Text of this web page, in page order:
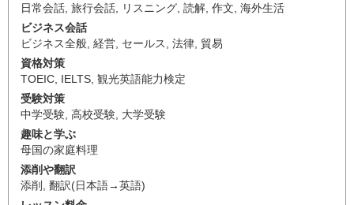
日常会話 旅行会話 リスニング 読解 作文 海外生活
ビジネス会話
ビジネス全般 経営 セールス 法律 貿易
資格対策
TOEIC IELTS 観光英語能力検定
受験対策
中学受験 高校受験 大学受験
趣味と学ぶ
母国の家庭料理
添削や翻訳
添削 翻訳(日本語→英語)